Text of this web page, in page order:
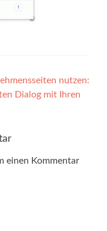
nutzen:
Dialog mit Ihren
einen Kommentar